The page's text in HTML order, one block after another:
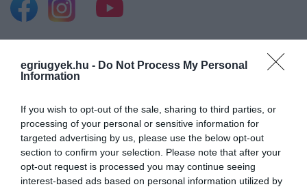
egriugyek.hu - Do Not Process My Personal
Information
If you wish to opt-out of the sale, sharing to third parties, or
processing of your personal or sensitive information for
targeted advertising by us, please use the below opt-out
section to confirm your selection. Please note that after your
opt-out request is processed you may continue seeing
interest-based ads based on personal information utilized by
Legfrissebb híreink
ÚJ MAGYAR KÜLÜGYI STRATÉGIA KÉSZÜL,
TELJES SZAKÍTÁS JÖN A...
2026. augusztus 08| Mindenki ügye